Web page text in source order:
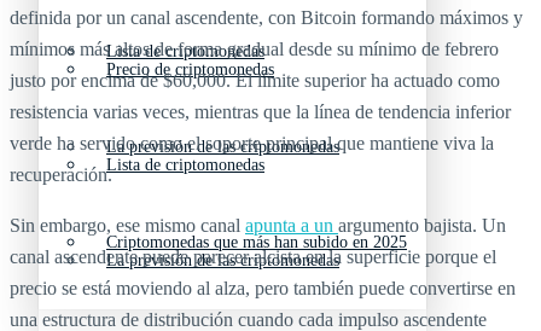
Lista de criptomonedas
La previsión de las criptomonedas
Criptomonedas que más han subido en 2025
Precio de criptomonedas
Lista de criptomonedas
La previsión de las criptomonedas
definida por un canal ascendente, con Bitcoin formando máximos y
mínimos más altos de forma gradual desde su mínimo de febrero
justo por encima de $60,000. El límite superior ha actuado como
resistencia varias veces, mientras que la línea de tendencia inferior
verde ha servido como el soporte principal que mantiene viva la
recuperación.
Sin embargo, ese mismo canal apunta a un argumento bajista. Un
canal ascendente puede parecer alcista en la superficie porque el
precio se está moviendo al alza, pero también puede convertirse en
una estructura de distribución cuando cada impulso ascendente